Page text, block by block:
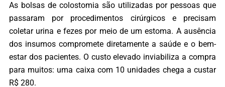
As bolsas de colostomia são utilizadas por pessoas que
passaram por procedimentos cirúrgicos e precisam
coletar urina e fezes por meio de um estoma. A ausência
dos insumos compromete diretamente a saúde e o bem-
estar dos pacientes. O custo elevado inviabiliza a compra
para muitos: uma caixa com 10 unidades chega a custar
R$ 280.